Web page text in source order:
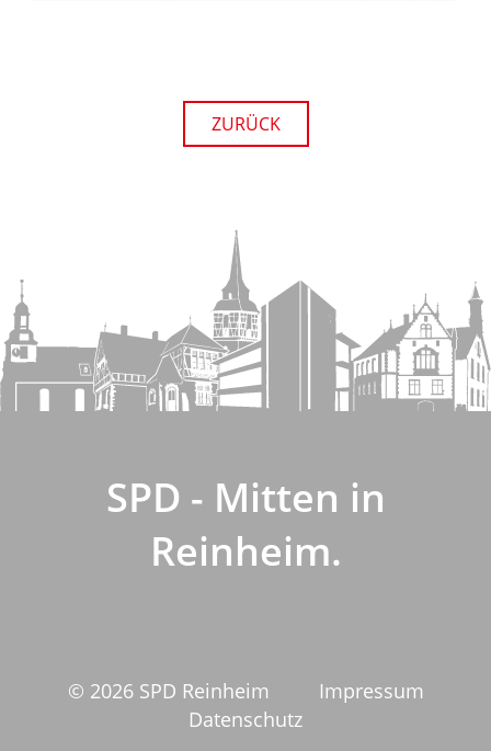
ZURÜCK
SPD - Mitten in
Reinheim.
© 2026 SPD Reinheim
Impressum
Datenschutz